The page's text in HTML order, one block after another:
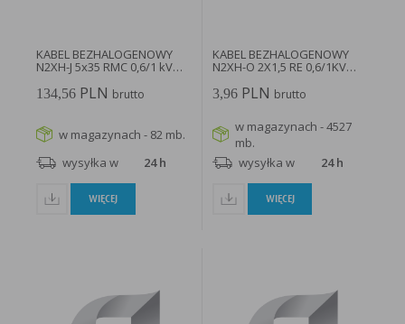
KABEL BEZHALOGENOWY
N2XH-J 5x35 RMC 0,6/1 kV
B2CA...
134,56PLN brutto
w magazynach - 82 mb.
wysyłka w
24 h
WIĘCEJ
KABEL BEZHALOGENOWY
N2XH-O 2X1,5 RE 0,6/1KV
3,96 PLN brutto
w magazynach - 4527
mb.
wysyłka w
24 h
WIĘCEJ